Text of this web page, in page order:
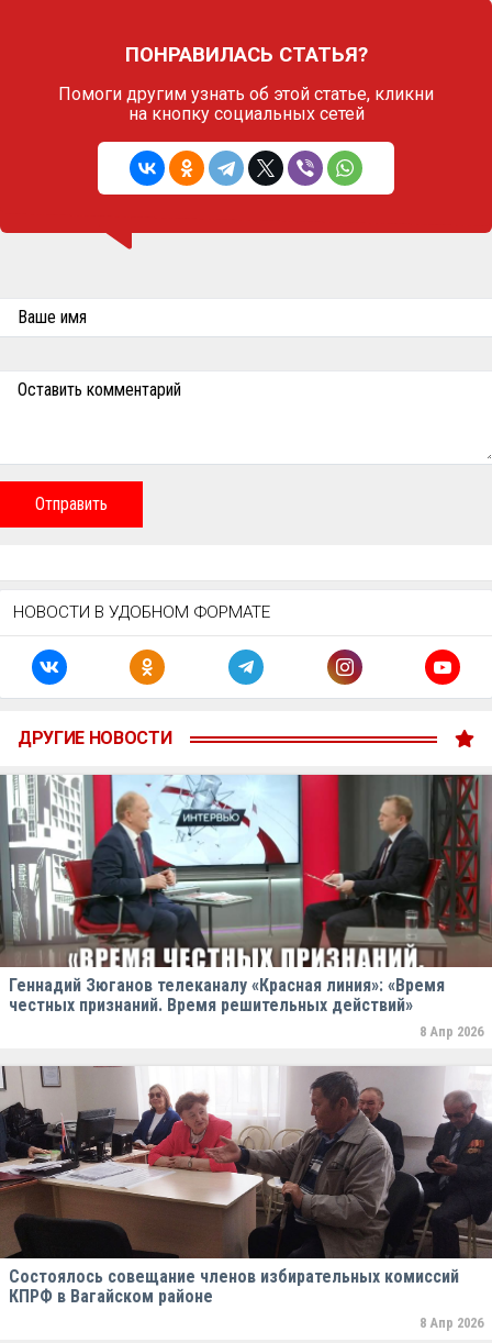
ПОНРАВИЛАСЬ СТАТЬЯ?
Помоги другим узнать об этой статье, кликни
на кнопку социальных сетей
Ваше имя
Оставить комментарий
Отправить
НОВОСТИ В УДОБНОМ ФОРМАТЕ
ДРУГИЕ НОВОСТИ
Геннадий Зюганов телеканалу «Красная линия»: «Время
честных признаний. Время решительных действий»
8 Апр 2026
Состоялось совещание членов избирательных комиссий
КПРФ в Вагайском районе
8 Апр 2026